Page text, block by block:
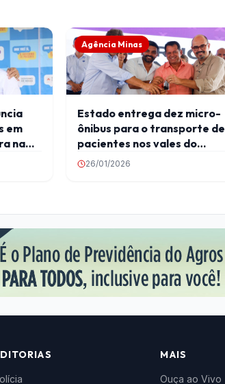
em
na
Agência Minas
Estado entrega dez micro-
ônibus para o transporte de
pacientes nos vales do
Jequitinhonha e Mucuri
26/01/2026
MAIS
Ouça ao Vivo